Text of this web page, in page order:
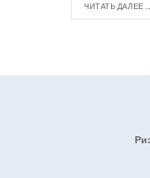
ЧИТАТЬ ДАЛЕЕ ...